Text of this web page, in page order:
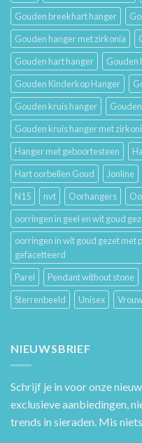
Gouden breekhart hanger
Gouden hanger met zirkonia
Gouden hart hanger
Gouden
Gouden Kinderkop Hanger
Gouden kruis hanger
Gouden kruis hanger met
Hanger met geboortesteen
Hart oorbellen Goud
Jonline
N15
nvt Oorhangers
oorringen in geel en wit goud
oorringen in wit goud gezet met
gefacetteerd
Parel
Pendant without stone
Sterrenbeeld
Unisex
NIEUWSBRIEF
Schrijf je in voor onze
exclusieve aanbiedingen,
trends in sieraden. Mis